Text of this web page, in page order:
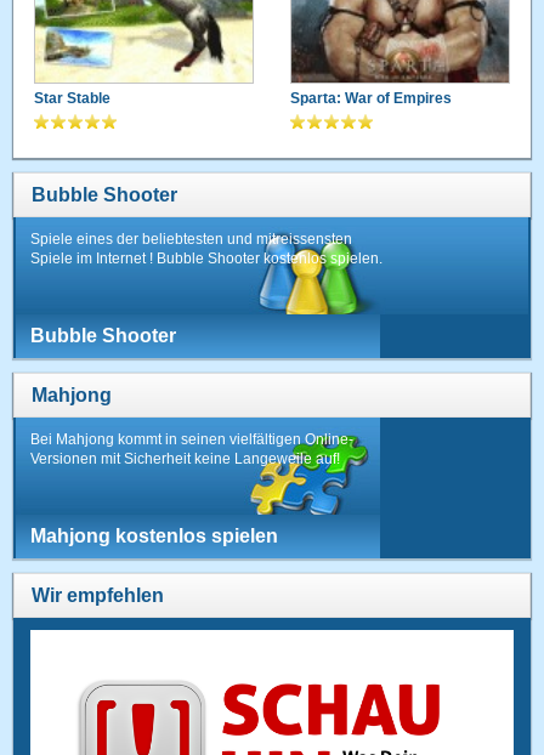
Star Stable Sparta: War of Empires
Bubble Shooter
Spiele eines der beliebtesten und mitreissensten
Spiele im Internet ! Bubble Shooter kostenlos spielen.
Bubble Shooter
Mahjong
Bei Mahjong kommt in seinen vielfältigen Online-
Versionen mit Sicherheit keine Langeweile auf!
Mahjong kostenlos spielen
Wir empfehlen